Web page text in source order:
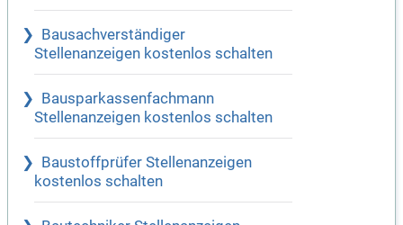
Bausachverständiger
Stellenanzeigen kostenlos schalten
Bausparkassenfachmann
Stellenanzeigen kostenlos schalten
Baustoffprüfer Stellenanzeigen
kostenlos schalten